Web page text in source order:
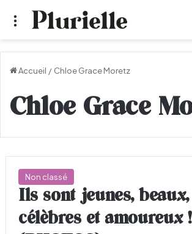
Menu
Accueil / Chloe Grace Moretz
Chloe Grace
Non classé
Ils sont jeunes, beaux,
célèbres et amoureux !